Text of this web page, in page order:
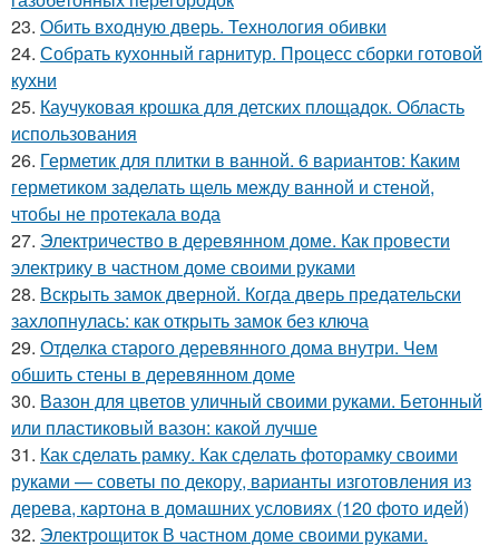
23. Обить входную дверь. Технология обивки
24. Собрать кухонный гарнитур. Процесс сборки готовой
кухни
25. Каучуковая крошка для детских площадок. Область
использования
26. Герметик для плитки в ванной. 6 вариантов: Каким
герметиком заделать щель между ванной и стеной,
чтобы не протекала вода
27. Электричество в деревянном доме. Как провести
электрику в частном доме своими руками
28. Вскрыть замок дверной. Когда дверь предательски
захлопнулась: как открыть замок без ключа
29. Отделка старого деревянного дома внутри. Чем
обшить стены в деревянном доме
30. Вазон для цветов уличный своими руками. Бетонный
или пластиковый вазон: какой лучше
31. Как сделать рамку. Как сделать фоторамку своими
руками — советы по декору, варианты изготовления из
дерева, картона в домашних условиях (120 фото идей)
32. Электрощиток В частном доме своими руками.